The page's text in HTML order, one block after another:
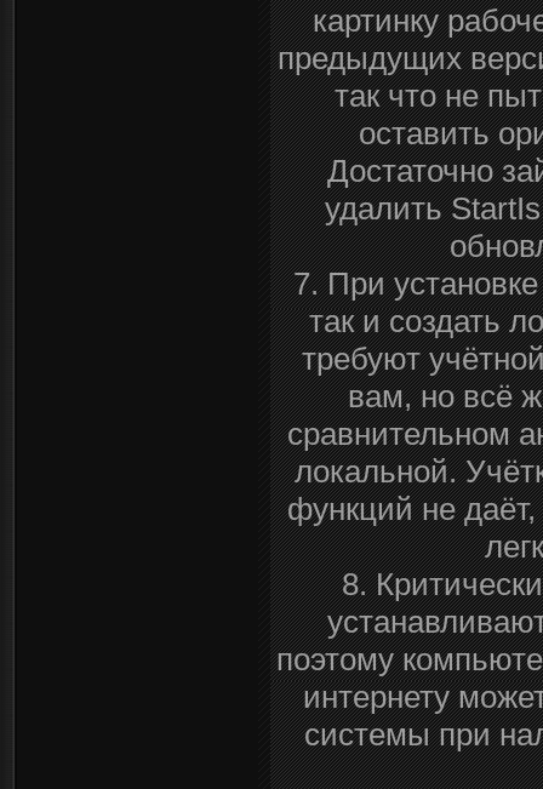
картинку
предыдущих
так что не
оставить
Достаточно
удалить
7. При
так и создать
требуют
вам, но всё
сравнительном
локальной.
функций не
8.
поэтому
интернету
системы при